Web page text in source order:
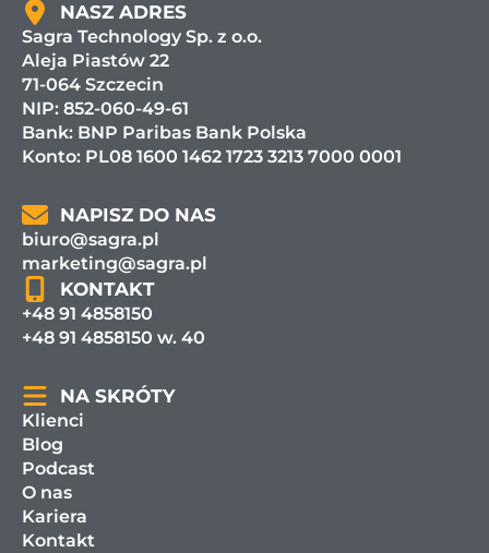
NASZ ADRES
Sagra Technology Sp. z o.o.
Aleja Piastów 22
71-064 Szczecin
NIP: 852-060-49-61
Bank: BNP Paribas Bank Polska
Konto: PL08 1600 1462 1723 3213 7000 0001
NAPISZ DO NAS
biuro@sagra.pl
marketing@sagra.pl
KONTAKT
+48 91 4858150
+48 91 4858150 w. 40
NA SKRÓTY
Klienci
Blog
Podcast
O nas
Kariera
Kontakt